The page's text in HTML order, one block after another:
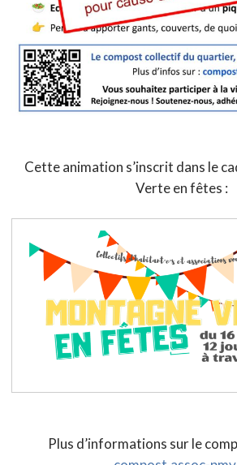
Cette animation s’inscrit dans le
Verte en fêtes :
Plus d’informations sur le